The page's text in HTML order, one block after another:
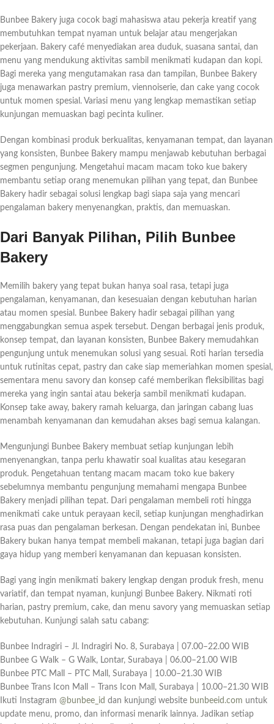
Bunbee Bakery juga cocok bagi mahasiswa atau pekerja kreatif yang
membutuhkan tempat nyaman untuk belajar atau mengerjakan
pekerjaan. Bakery café menyediakan area duduk, suasana santai, dan
menu yang mendukung aktivitas sambil menikmati kudapan dan kopi.
Bagi mereka yang mengutamakan rasa dan tampilan, Bunbee Bakery
juga menawarkan pastry premium, viennoiserie, dan cake yang cocok
untuk momen spesial. Variasi menu yang lengkap memastikan setiap
kunjungan memuaskan bagi pecinta kuliner.
Dengan kombinasi produk berkualitas, kenyamanan tempat, dan layanan
yang konsisten, Bunbee Bakery mampu menjawab kebutuhan berbagai
segmen pengunjung. Mengetahui macam macam toko kue bakery
membantu setiap orang menemukan pilihan yang tepat, dan Bunbee
Bakery hadir sebagai solusi lengkap bagi siapa saja yang mencari
pengalaman bakery menyenangkan, praktis, dan memuaskan.
Dari Banyak Pilihan, Pilih Bunbee
Bakery
Memilih bakery yang tepat bukan hanya soal rasa, tetapi juga
pengalaman, kenyamanan, dan kesesuaian dengan kebutuhan harian
atau momen spesial. Bunbee Bakery hadir sebagai pilihan yang
menggabungkan semua aspek tersebut. Dengan berbagai jenis produk,
konsep tempat, dan layanan konsisten, Bunbee Bakery memudahkan
pengunjung untuk menemukan solusi yang sesuai. Roti harian tersedia
untuk rutinitas cepat, pastry dan cake siap memeriahkan momen spesial,
sementara menu savory dan konsep café memberikan fleksibilitas bagi
mereka yang ingin santai atau bekerja sambil menikmati kudapan.
Konsep take away, bakery ramah keluarga, dan jaringan cabang luas
menambah kenyamanan dan kemudahan akses bagi semua kalangan.
Mengunjungi Bunbee Bakery membuat setiap kunjungan lebih
menyenangkan, tanpa perlu khawatir soal kualitas atau kesegaran
produk. Pengetahuan tentang macam macam toko kue bakery
sebelumnya membantu pengunjung memahami mengapa Bunbee
Bakery menjadi pilihan tepat. Dari pengalaman membeli roti hingga
menikmati cake untuk perayaan kecil, setiap kunjungan menghadirkan
rasa puas dan pengalaman berkesan. Dengan pendekatan ini, Bunbee
Bakery bukan hanya tempat membeli makanan, tetapi juga bagian dari
gaya hidup yang memberi kenyamanan dan kepuasan konsisten.
Bagi yang ingin menikmati bakery lengkap dengan produk fresh, menu
variatif, dan tempat nyaman, kunjungi Bunbee Bakery. Nikmati roti
harian, pastry premium, cake, dan menu savory yang memuaskan setiap
kebutuhan. Kunjungi salah satu cabang:
Bunbee Indragiri – Jl. Indragiri No. 8, Surabaya | 07.00–22.00 WIB
Bunbee G Walk – G Walk, Lontar, Surabaya | 06.00–21.00 WIB
Bunbee PTC Mall – PTC Mall, Surabaya | 10.00–21.30 WIB
Bunbee Trans Icon Mall – Trans Icon Mall, Surabaya | 10.00–21.30 WIB
Ikuti Instagram @bunbee_id dan kunjungi website bunbeeid.com untuk
update menu, promo, dan informasi menarik lainnya. Jadikan setiap